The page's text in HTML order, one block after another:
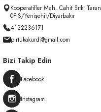
Kooperatifler Mah. Cahit Sıtkı
0FİS/Yenişehir/Diyarbakır
4122236171
pirtukakurdi@gmail.com
Bizi Takip Edin
Facebook
Instagram